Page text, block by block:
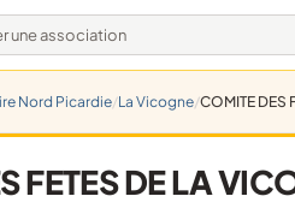
une association
Nord Picardie La Vicogne COMITE DES
FETES DE LA